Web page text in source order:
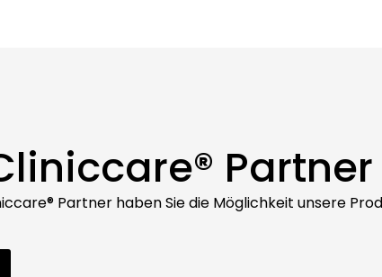
Partner haben Sie die Möglichkeit unsere